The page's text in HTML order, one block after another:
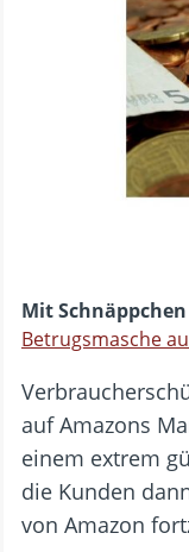
Mit
Betrugsmasche
auf Amazons
einem extrem
die Kunden
von Amazon